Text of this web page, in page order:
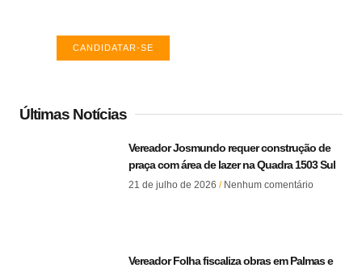
CANDIDATAR-SE
Últimas Notícias
Vereador Josmundo requer construção de
praça com área de lazer na Quadra 1503 Sul
21 de julho de 2026 Nenhum comentário
Vereador Folha fiscaliza obras em Palmas e